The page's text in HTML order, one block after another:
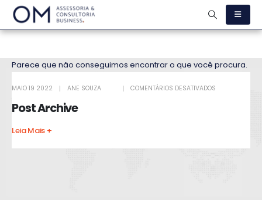
Parece que não conseguimos encontrar o que você procura.
MAIO 19 2022 ANE SOUZA COMENTÁRIOS DESATIVADOS
Post Archive
Leia Mais +